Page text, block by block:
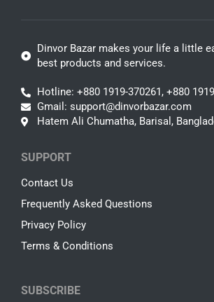
Dinvor Bazar makes your life a little
best products and services.
Hotline: +880 1919-370261, +880
Gmail: support@dinvorbazar.com
Hatem Ali Chumatha, Barisal,
SUPPORT
Contact Us
Frequently Asked Questions
Privacy Policy
Terms & Conditions
SUBSCRIBE